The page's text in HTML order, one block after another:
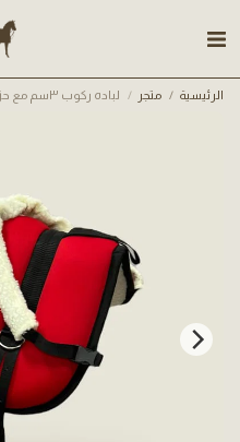
الرئيسية متجر لباده ركوب ٣سم مع حزام بطن